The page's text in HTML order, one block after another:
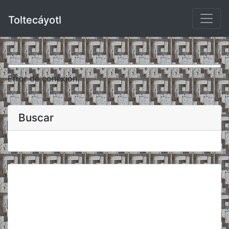
Toltecáyotl
Error de conexión.
Buscar